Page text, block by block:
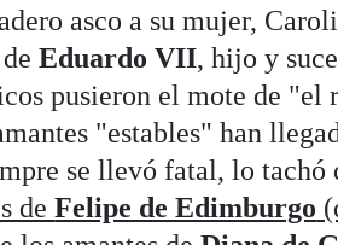
asco a su mujer,
deEduardo VII, hijo y
pusieron el mote de "el
"estables" han
se llevó fatal, lo
deFelipe de Edimburgo